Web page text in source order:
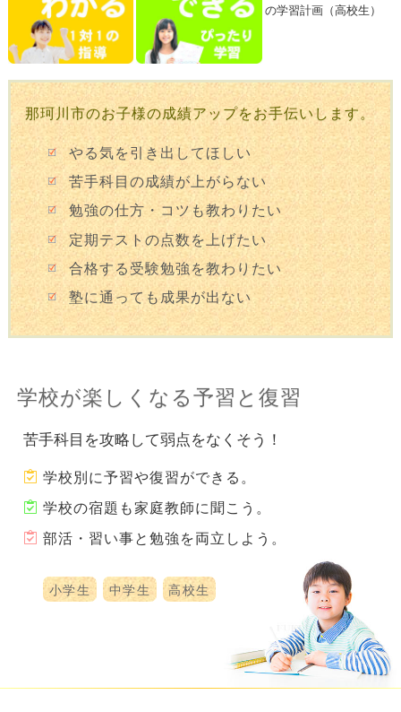
那珂川市のお子様の成績アップをお手伝いします。
やる気を引き出してほしい
苦手科目の成績が上がらない
勉強の仕方・コツも教わりたい
定期テストの点数を上げたい
合格する受験勉強を教わりたい
塾に通っても成果が出ない
学校が楽しくなる予習と復習
苦手科目を攻略して弱点をなくそう！
学校別に予習や復習ができる。
学校の宿題も家庭教師に聞こう。
部活・習い事と勉強を両立しよう。
小学生 中学生 高校生